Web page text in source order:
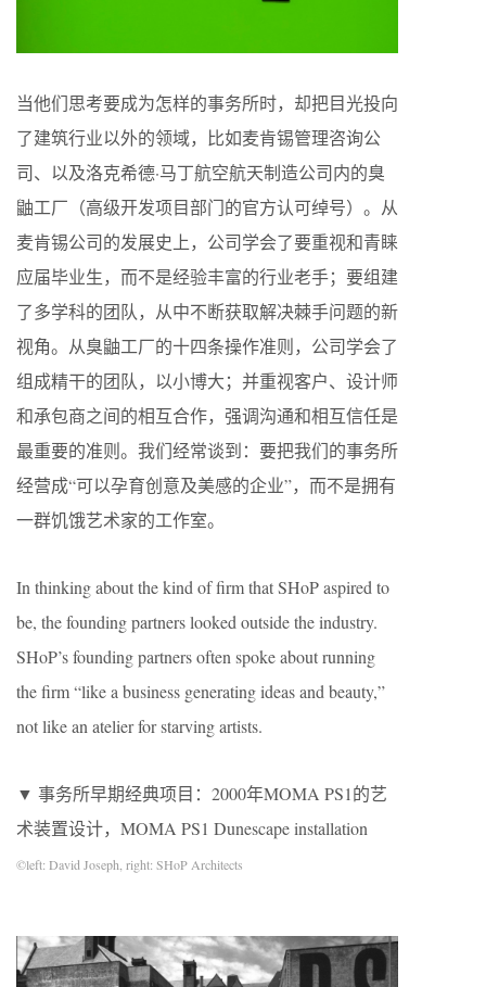
当他们思考要成为怎样的事务所时，却把目光投向
了建筑行业以外的领域，比如麦肯锡管理咨询公
司、以及洛克希德·马丁航空航天制造公司内的臭
鼬工厂（高级开发项目部门的官方认可绰号）。从
麦肯锡公司的发展史上，公司学会了要重视和青睐
应届毕业生，而不是经验丰富的行业老手；要组建
了多学科的团队，从中不断获取解决棘手问题的新
视角。从臭鼬工厂的十四条操作准则，公司学会了
组成精干的团队，以小博大；并重视客户、设计师
和承包商之间的相互合作，强调沟通和相互信任是
最重要的准则。我们经常谈到：要把我们的事务所
经营成“可以孕育创意及美感的企业”，而不是拥有
一群饥饿艺术家的工作室。
In thinking about the kind of firm that SHoP aspired to
be, the founding partners looked outside the industry.
SHoP’s founding partners often spoke about running
the firm “like a business generating ideas and beauty,”
not like an atelier for starving artists.
▼ 事务所早期经典项目：2000年MOMA PS1的艺
术装置设计，MOMA PS1 Dunescape installation
©left: David Joseph, right: SHoP Architects